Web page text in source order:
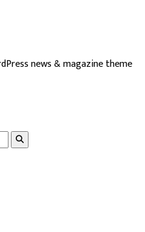
news & magazine theme